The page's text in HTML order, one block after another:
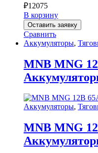
₽12075
В корзину
Оставить заявку
Сравнить
Аккумуляторы,
MNB MNG
Аккумуляторы,
MNB MNG